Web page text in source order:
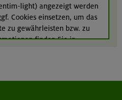
light) angezeigt werden
Cookies einsetzen, um das
zu gewährleisten bzw. zu
finden Sie in